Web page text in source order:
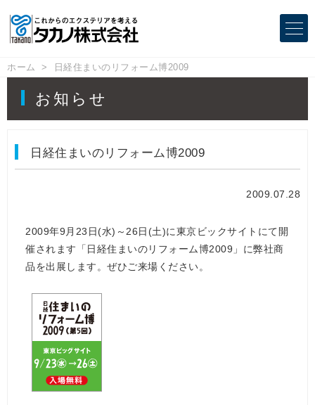
ホーム 日経住まいのリフォーム博2009
お知らせ
日経住まいのリフォーム博2009
2009.07.28
2009年9月23日(水)～26日(土)に東京ビックサイトにて開
催されます「日経住まいのリフォーム博2009」に弊社商
品を出展します。ぜひご来場ください。